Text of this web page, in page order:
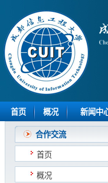
首页 概况 新闻中
合作交流
首页
概况